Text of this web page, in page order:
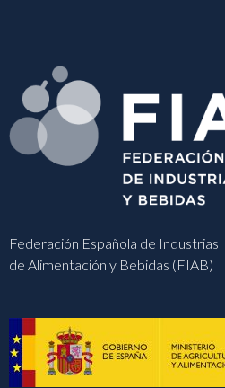
Federación Española de Industrias
de Alimentación y Bebidas (FIAB)